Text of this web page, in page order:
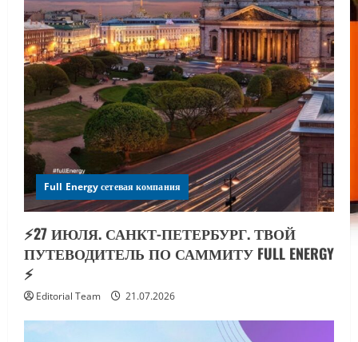
Full Energy сетевая компания
⚡️27 ИЮЛЯ. САНКТ-ПЕТЕРБУРГ. ТВОЙ
ПУТЕВОДИТЕЛЬ ПО САММИТУ FULL ENERGY
⚡️
Editorial Team 21.07.2026